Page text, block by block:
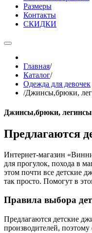
Размеры
Контакты
СКИДКИ
Главная/
Каталог/
Одежда для девочек
/Джинсы,брюки,
Джинсы,брюки, легинсы
Предлагаются
Интернет-магазин
для прогулок, похода в
этом почти все детские
так просто. Помогут в
Правила выбора
Предлагаются детские
производителей, поэтому